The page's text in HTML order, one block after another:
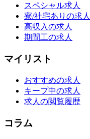
スペシャル求人
寮/社宅ありの求人
高収入の求人
期間工の求人
マイリスト
おすすめの求人
キープ中の求人
求人の閲覧履歴
コラム